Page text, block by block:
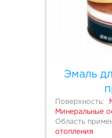
Эмаль
Поверхность:
Минеральные
Область
отопления